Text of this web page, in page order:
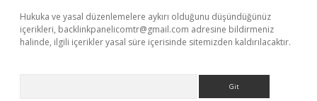
Hukuka ve yasal düzenlemelere aykırı olduğunu düşündüğünüz
içerikleri, backlinkpanelicomtr@gmail.com adresine bildirmeniz
halinde, ilgili içerikler yasal süre içerisinde sitemizden kaldırılacaktır.